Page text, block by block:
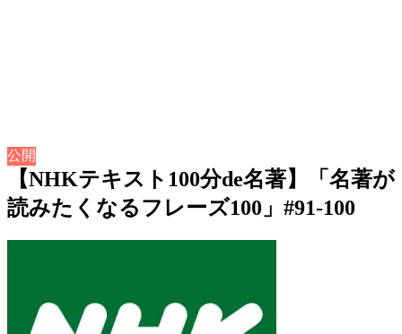
公開
【NHKテキスト100分de名著】「名著が
読みたくなるフレーズ100」#91-100